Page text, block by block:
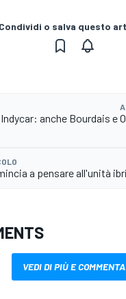
Condividi o salva questo
Indycar: anche Bourdais e
a pensare all'unità
VEDI DI PIÙ E COMMENTA